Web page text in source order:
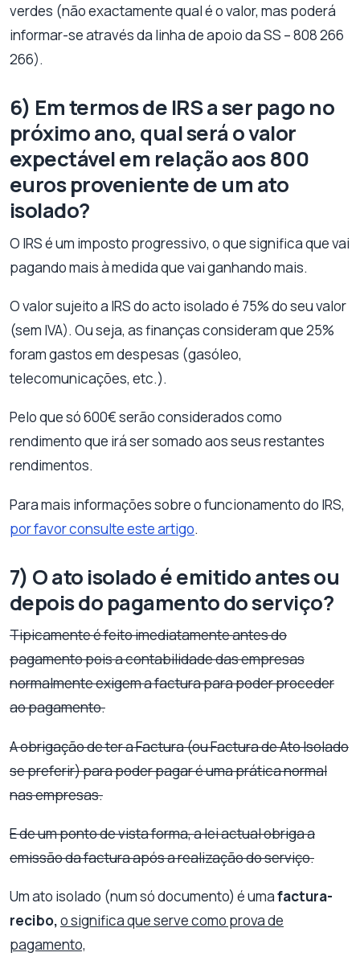
verdes (não exactamente qual é o valor, mas poderá
informar-se através da linha de apoio da SS – 808 266
266).
6) Em termos de IRS a ser pago no
próximo ano, qual será o valor
expectável em relação aos 800
euros proveniente de um ato
isolado?
O IRS é um imposto progressivo, o que significa que vai
pagando mais à medida que vai ganhando mais.
O valor sujeito a IRS do acto isolado é 75% do seu valor
(sem IVA). Ou seja, as finanças consideram que 25%
foram gastos em despesas (gasóleo,
telecomunicações, etc.).
Pelo que só 600€ serão considerados como
rendimento que irá ser somado aos seus restantes
rendimentos.
Para mais informações sobre o funcionamento do IRS,
por favor consulte este artigo.
7) O ato isolado é emitido antes ou
depois do pagamento do serviço?
Tipicamente é feito imediatamente antes do
pagamento pois a contabilidade das empresas
normalmente exigem a factura para poder proceder
ao pagamento.
A obrigação de ter a Factura (ou Factura de Ato Isolado
se preferir) para poder pagar é uma prática normal
nas empresas.
E de um ponto de vista forma, a lei actual obriga a
emissão da factura após a realização do serviço.
Um ato isolado (num só documento) é umafactura-
recibo,o significa que serve como prova de
pagamento,